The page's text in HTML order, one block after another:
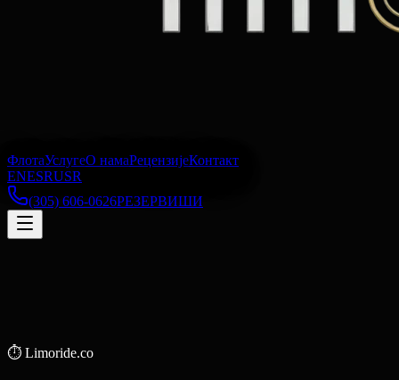
ФлотаУслугеО намаРецензијеКонтакт
ENESRUSR
(305) 606-0626РЕЗЕРВИШИ
⏱️ Limoride.co